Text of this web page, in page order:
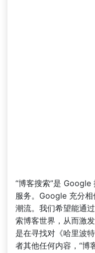
“博客搜索”是 Google
服务。Google 充分
潮流。我们希望能通
索博客世界，从而激
是在寻找对《哈里波
者其他任何内容，“博